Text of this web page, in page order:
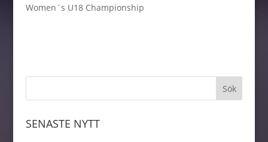
Women´s U18 Championship
SENASTE NYTT